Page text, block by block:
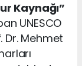
Kaynağı”
UNESCO
Dr. Mehmet